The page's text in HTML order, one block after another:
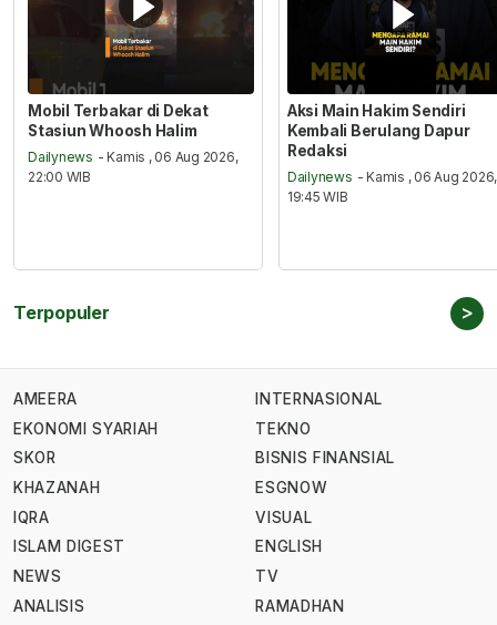
Mobil Terbakar di Dekat
Stasiun Whoosh Halim
Dailynews - Kamis , 06 Aug 2026,
22:00 WIB
Aksi Main Hakim Sendiri
Kembali Berulang Dapur
Redaksi
Dailynews - Kamis , 06 Aug 2026,
19:45 WIB
Terpopuler >
AMEERA
EKONOMI SYARIAH
SKOR
KHAZANAH
IQRA
ISLAM DIGEST
NEWS
ANALISIS
INTERNASIONAL
TEKNO
BISNIS FINANSIAL
ESGNOW
VISUAL
ENGLISH
TV
RAMADHAN